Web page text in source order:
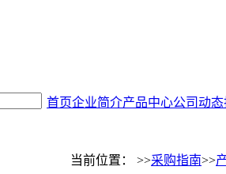
首页企业简介产品中心公司动态
当前位置： >>采购指南>>